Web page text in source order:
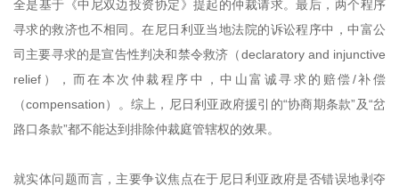
全是基于《中尼双边投资协定》提起的仲裁请求。最后，两个程序
寻求的救济也不相同。在尼日利亚当地法院的诉讼程序中，中富公
司主要寻求的是宣告性判决和禁令救济（declaratory and injunctive
relief），而在本次仲裁程序中，中山富诚寻求的赔偿/补偿
（compensation）。综上，尼日利亚政府援引的“协商期条款”及“岔
路口条款”都不能达到排除仲裁庭管辖权的效果。
就实体问题而言，主要争议焦点在于尼日利亚政府是否错误地剥夺